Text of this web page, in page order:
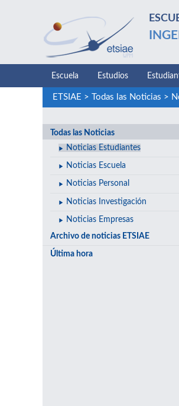
Escuela Estudios
ETSIAE > Todas las Noticias >
Todas las Noticias
Noticias Estudiantes
Noticias Escuela
Noticias Personal
Noticias Investigación
Noticias Empresas
Archivo de noticias ETSIAE
Última hora